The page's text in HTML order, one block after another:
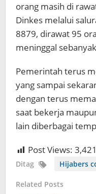
orang masih di
Dinkes melalui
8879, dirawat 95
meninggal
Pemerintah terus
yang sampai
dengan terus
saat bekerja
lain diberbagai
Post Views: 3,421
Ditag Hijabers
Related Posts